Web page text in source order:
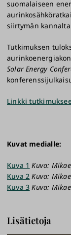
suomalaiseen
siirtymän
Tutkimuksen
Solar Energy
Linkki
Kuvat medialle:
Kuva 1 Kuva:
Kuva 2 Kuva:
Kuva 3 Kuva:
Lisätietoja